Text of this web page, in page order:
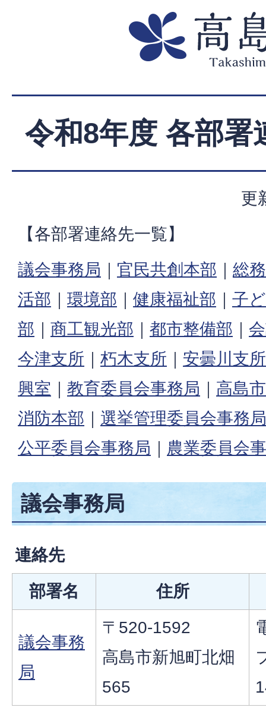
令和8年度 各部署
更
【各部署連絡先一覧】
議会事務局
官民共創本部
総
活部
環境部 健康福祉部
子
部
商工観光部 都市整備部
今津支所
朽木支所
安曇川支所
興室
教育委員会事務局
高島
消防本部
選挙管理委員会事務局
公平委員会事務局
農業委員会
議会事務局
連絡先
部署名
住所
議会事務
局
〒520-1592
高島市新旭町北畑
565